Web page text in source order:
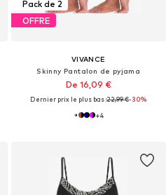
Pack de 2
OFFRE
VIVANCE
Skinny Pantalon de pyjama
De 16,09 €
Dernier prix le plus bas :22,99 €-30%
+4